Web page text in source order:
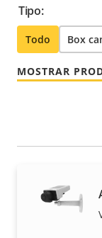
Tipo:
Todo Box
MOSTRAR